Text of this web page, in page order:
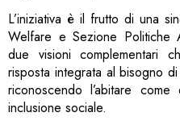
L’iniziativa è il frutto di una
Welfare e Sezione Politiche
due visioni complementari
risposta integrata al bisogno
riconoscendo l’abitare
inclusione sociale.